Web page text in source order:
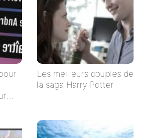
Les meilleurs couples de
la saga Harry Potter